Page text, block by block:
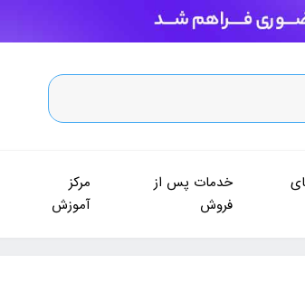
خدمات پس از
فروش
مرکز
آموزش